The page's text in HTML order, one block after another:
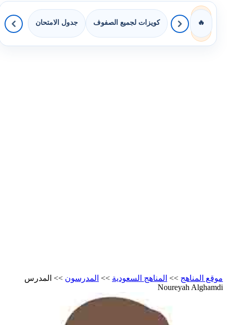
🔥 كويزات لجميع الصفوف جدول الامتحان
موقع المناهج >> المناهج السعودية >> المدرسون >>
المدرس
Noureyah Alghamdi